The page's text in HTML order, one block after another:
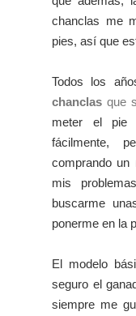
chanclas me
pies, así que
Todos los
chanclas que
meter el pie
fácilmente,
comprando un
mis
buscarme
ponerme en la
El modelo
seguro el
siempre me